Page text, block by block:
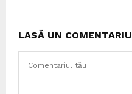
LASĂ UN COMENTARIU